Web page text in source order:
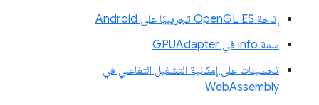
إتاحة OpenGL ES تجريبيًا على Android
سمة info في GPUAdapter
تحسينات على إمكانية التشغيل التفاعلي في
WebAssembly